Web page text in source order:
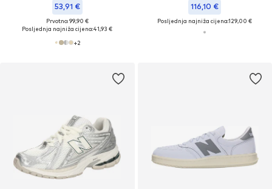
53,91 €
Prvotno: 99,90 €
Posljednja najniža cijena:41,93 €
+2
116,10 €
Posljednja najniža cijena:129,00 €